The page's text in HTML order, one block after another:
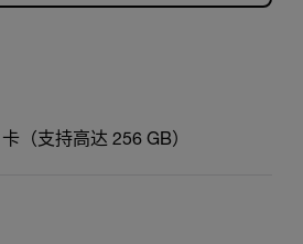
（支持高达 256 GB）